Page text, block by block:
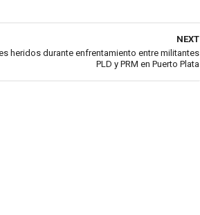
NEXT
heridos durante enfrentamiento entre militantes
PLD y PRM en Puerto Plata